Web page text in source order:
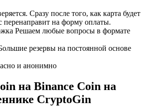
Сразу после того, как карта будет
перенаправит на форму оплаты.
Решаем любые вопросы в формате
резервы на постоянной основе
и анонимно
на Binance Coin на
CryptoGin